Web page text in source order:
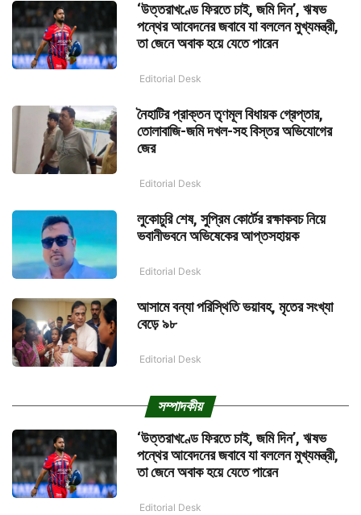
‘উত্তরাখণ্ডে ফিরতে চাই, জমি দিন’, ঋষভ
পন্থের আবেদনের জবাবে যা বললেন মুখ্যমন্ত্রী,
তা জেনে অবাক হয়ে যেতে পারেন
Editorial Desk
নৈহাটির প্রাক্তন তৃণমূল বিধায়ক গ্রেপ্তার,
তোলাবাজি-জমি দখল-সহ বিস্তর অভিযোগের
জের
Editorial Desk
লুকোচুরি শেষ, সুপ্রিম কোর্টের রক্ষাকবচ নিয়ে
ভবানীভবনে অভিষেকের আপ্তসহায়ক
Editorial Desk
আসামে বন্যা পরিস্থিতি ভয়াবহ, মৃতের সংখ্যা
বেড়ে ৯৮
Editorial Desk
সম্পাদকীয়
‘উত্তরাখণ্ডে ফিরতে চাই, জমি দিন’, ঋষভ
পন্থের আবেদনের জবাবে যা বললেন মুখ্যমন্ত্রী,
তা জেনে অবাক হয়ে যেতে পারেন
Editorial Desk